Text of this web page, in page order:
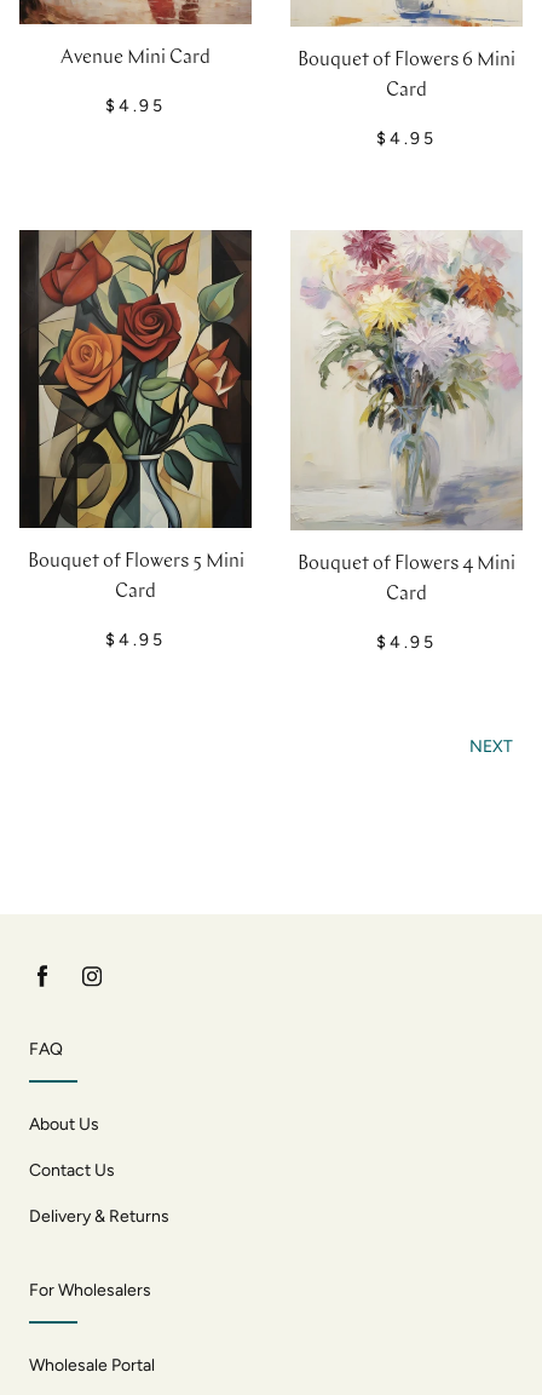
Avenue Mini Card
$4.95
Bouquet of Flowers 6 Mini
Card
$4.95
Bouquet of Flowers 5 Mini
Card
$4.95
Bouquet of Flowers 4 Mini
Card
$4.95
NEXT
FAQ
About Us
Contact Us
Delivery & Returns
For Wholesalers
Wholesale Portal